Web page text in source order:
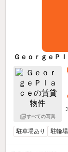
ＧｅｏｒｇｅＰ
すべての写真
駐車場あり 駐輪